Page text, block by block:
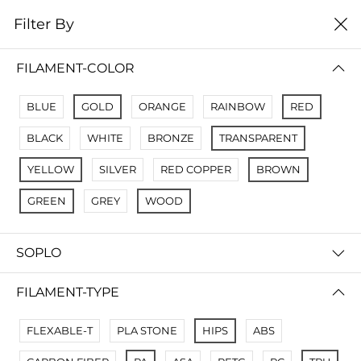
0
No Results
Not Found Filters1
Not Found Filters2
Filter By
FILAMENT-COLOR
BLUE GOLD ORANGE RAINBOW RED
BLACK WHITE BRONZE TRANSPARENT
YELLOW SILVER RED COPPER BROWN
GREEN GREY WOOD
SOPLO
FILAMENT-TYPE
FLEXABLE-T PLA STONE HIPS ABS